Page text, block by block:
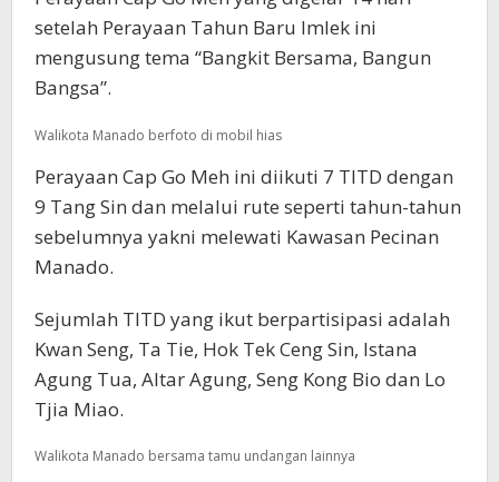
setelah Perayaan Tahun Baru Imlek ini
mengusung tema “Bangkit Bersama, Bangun
Bangsa”.
Walikota Manado berfoto di mobil hias
Perayaan Cap Go Meh ini diikuti 7 TITD dengan
9 Tang Sin dan melalui rute seperti tahun-tahun
sebelumnya yakni melewati Kawasan Pecinan
Manado.
Sejumlah TITD yang ikut berpartisipasi adalah
Kwan Seng, Ta Tie, Hok Tek Ceng Sin, Istana
Agung Tua, Altar Agung, Seng Kong Bio dan Lo
Tjia Miao.
Walikota Manado bersama tamu undangan lainnya